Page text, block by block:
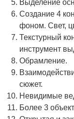
Выделение
Создание 4
фоном. Свет,
Текстурный
инструмент
Обрамление.
сюжет.
Невидимые
Более 3